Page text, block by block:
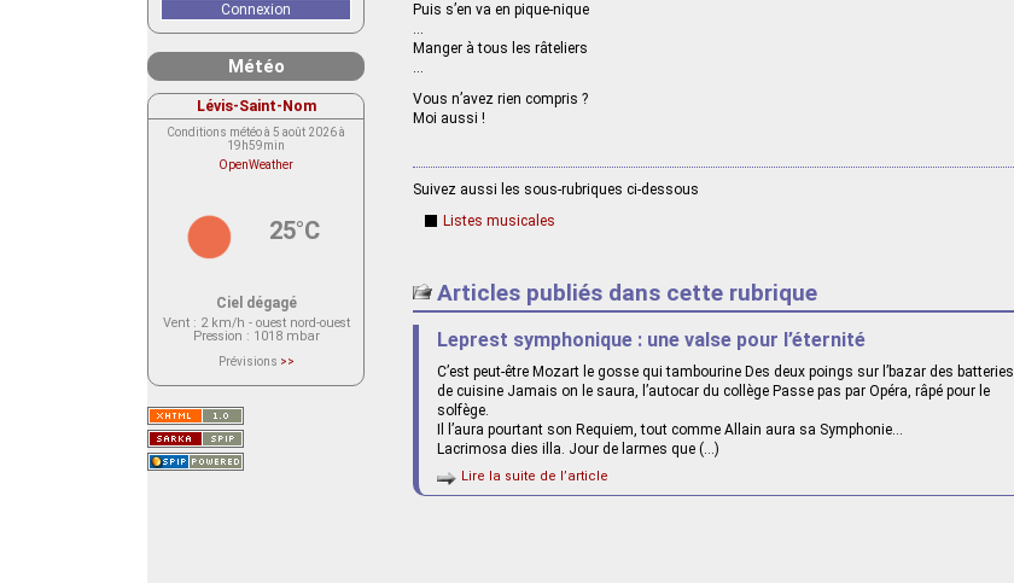
Puis s’en va en pique-nique
…
Manger à tous les râteliers
…
Vous n’avez rien compris ?
Moi aussi !
Suivez aussi les sous-rubriques ci-dessous
Listes musicales
Articles publiés dans cette rubrique
Leprest symphonique : une valse pour l’éternité
C’est peut-être Mozart le gosse qui tambourine Des deux poings sur l’bazar des batteries
de cuisine Jamais on le saura, l’autocar du collège Passe pas par Opéra, râpé pour le
solfège.
Il l’aura pourtant son Requiem, tout comme Allain aura sa Symphonie…
Lacrimosa dies illa. Jour de larmes que (…)
Lire la suite de l’article
Connexion
Météo
Lévis-Saint-Nom
Conditions météo à 5 août 2026 à
19h59min
OpenWeather
25°C
Ciel dégagé
Vent: 2 km/h - ouest nord-ouest
Pression : 1018 mbar
Prévisions >>
actuellement aucune prévision
Saint-Nom.
Veuillez consulter le message du
service ci-dessous.
(401 - Invalid API key. Please see
https://openweathermap.org/faq#error401